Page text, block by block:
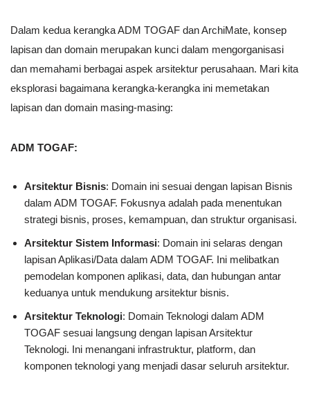
Dalam kedua kerangka ADM TOGAF dan ArchiMate, konsep
lapisan dan domain merupakan kunci dalam mengorganisasi
dan memahami berbagai aspek arsitektur perusahaan. Mari kita
eksplorasi bagaimana kerangka-kerangka ini memetakan
lapisan dan domain masing-masing:
ADM TOGAF:
Arsitektur Bisnis: Domain ini sesuai dengan lapisan Bisnis
dalam ADM TOGAF. Fokusnya adalah pada menentukan
strategi bisnis, proses, kemampuan, dan struktur organisasi.
Arsitektur Sistem Informasi: Domain ini selaras dengan
lapisan Aplikasi/Data dalam ADM TOGAF. Ini melibatkan
pemodelan komponen aplikasi, data, dan hubungan antar
keduanya untuk mendukung arsitektur bisnis.
Arsitektur Teknologi: Domain Teknologi dalam ADM
TOGAF sesuai langsung dengan lapisan Arsitektur
Teknologi. Ini menangani infrastruktur, platform, dan
komponen teknologi yang menjadi dasar seluruh arsitektur.